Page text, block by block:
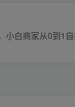
小白商家从0到1